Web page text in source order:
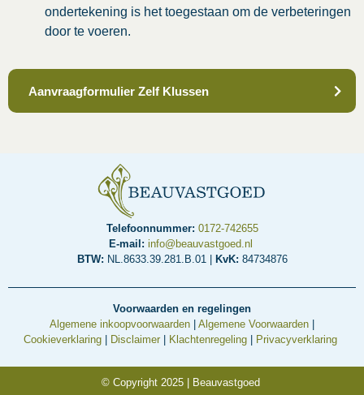
ondertekening is het toegestaan om de verbeteringen
door te voeren.
Aanvraagformulier Zelf Klussen
Telefoonnummer: 0172-742655
E-mail: info@beauvastgoed.nl
BTW: NL.8633.39.281.B.01 | KvK: 84734876
Voorwaarden en regelingen
Algemene inkoopvoorwaarden | Algemene Voorwaarden |
Cookieverklaring | Disclaimer | Klachtenregeling | Privacyverklaring
© Copyright 2025 | Beauvastgoed